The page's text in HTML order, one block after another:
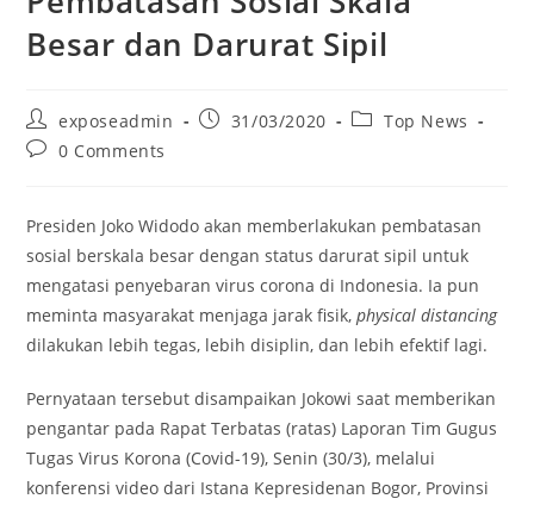
Besar dan Darurat Sipil
exposeadmin 31/03/2020
Top News
0 Comments
Presiden Joko Widodo akan memberlakukan pembatasan
sosial berskala besar dengan status darurat sipil untuk
mengatasi penyebaran virus corona di Indonesia. Ia pun
meminta masyarakat menjaga jarak fisik,physical distancing
dilakukan lebih tegas, lebih disiplin, dan lebih efektif lagi.
Pernyataan tersebut disampaikan Jokowi saat memberikan
pengantar pada Rapat Terbatas (ratas) Laporan Tim Gugus
Tugas Virus Korona (Covid-19), Senin (30/3), melalui
konferensi video dari Istana Kepresidenan Bogor, Provinsi